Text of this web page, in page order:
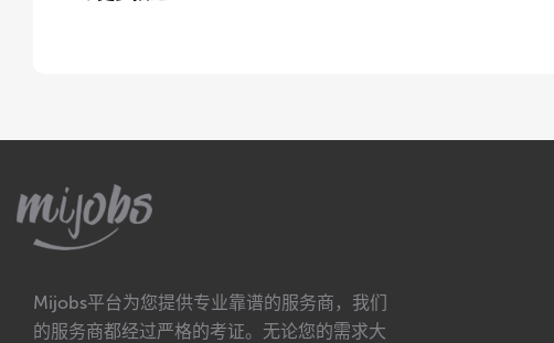
Mijobs平台为您提供专业靠谱的服务商，我们
的服务商都经过严格的考证。无论您的需求大